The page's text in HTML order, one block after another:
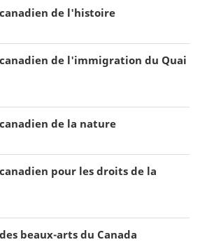
de l'histoire
de l'immigration du Quai
de la nature
pour les droits de la
beaux-arts du Canada